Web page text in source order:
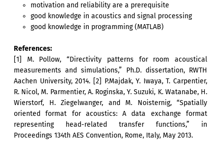
motivation and reliability are a prerequisite
good knowledge in acoustics and signal processing
good knowledge in programming (MATLAB)
References:
[1] M. Pollow, “Directivity patterns for room acoustical
measurements and simulations,” Ph.D. dissertation, RWTH
Aachen University, 2014. [2] P.Majdak, Y. Iwaya, T. Carpentier,
R. Nicol, M. Parmentier, A. Roginska, Y. Suzuki, K. Watanabe, H.
Wierstorf, H. Ziegelwanger, and M. Noisternig, “Spatially
oriented format for acoustics: A data exchange format
representing head-related transfer functions,” in
Proceedings 134th AES Convention, Rome, Italy, May 2013.